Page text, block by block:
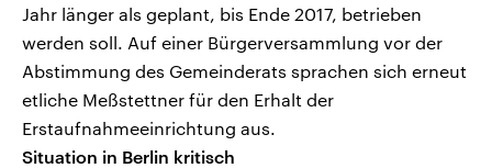
Jahr länger als geplant, bis Ende 2017, betrieben
werden soll. Auf einer Bürgerversammlung vor der
Abstimmung des Gemeinderats sprachen sich erneut
etliche Meßstettner für den Erhalt der
Erstaufnahmeeinrichtung aus.
Situation in Berlin kritisch